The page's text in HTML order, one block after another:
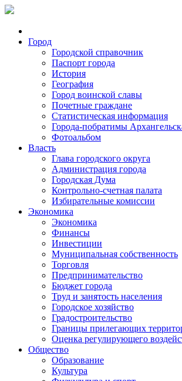
Город
Городской справочник
Паспорт города
История
География
Город воинской славы
Почетные граждане
Статистическая информация
Города-побратимы
Фотоальбом
Власть
Глава городского округа
Администрация города
Городская Дума
Контрольно-счетная палата
Избирательные комиссии
Экономика
Экономика
Финансы
Инвестиции
Муниципальная собственность
Торговля
Предпринимательство
Бюджет города
Труд и занятость населения
Городское хозяйство
Градостроительство
Границы прилегающих
Оценка регулирующего
Общество
Образование
Культура